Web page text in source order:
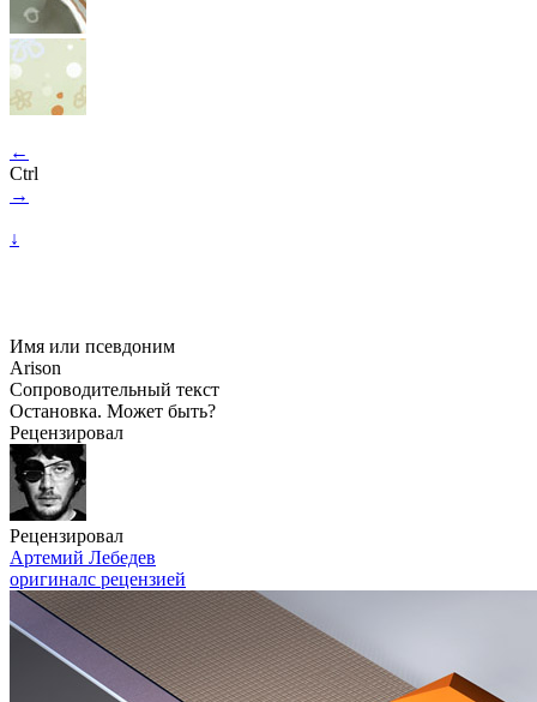
←
Ctrl
→
↓
Имя или псевдоним
Arison
Сопроводительный текст
Остановка. Может быть?
Рецензировал
Рецензировал
Артемий Лебедев
оригиналс рецензией